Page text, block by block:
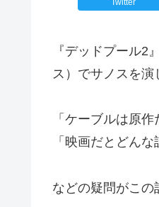
Twitter
『デッドプール2
ス）でサノスを演
「ケーブルは原
「映画だとどんな
などの疑問がこの